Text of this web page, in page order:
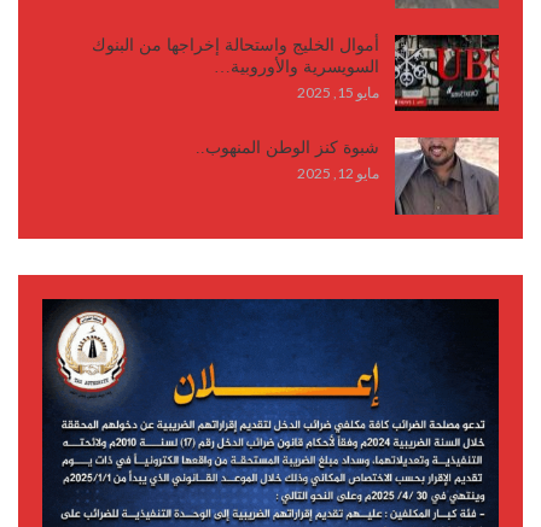
أموال الخليج واستحالة إخراجها من البنوك
السويسرية والأوروبية…
مايو 15, 2025
شبوة كنز الوطن المنهوب..
مايو 12, 2025